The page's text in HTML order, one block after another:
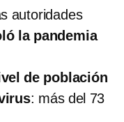
autoridades
la pandemia
de población
: más del 73